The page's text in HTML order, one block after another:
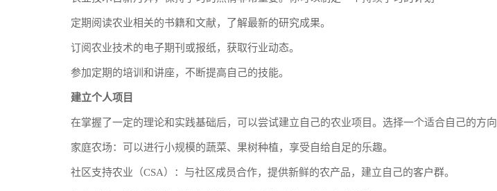
定期阅读农业相关的书籍和文献，了解最新的研究成果。
订阅农业技术的电子期刊或报纸，获取行业动态。
参加定期的培训和讲座，不断提高自己的技能。
建立个人项目
在掌握了一定的理论和实践基础后，可以尝试建立自己的农业项目。选择一个适合自己的方向
家庭农场：可以进行小规模的蔬菜、果树种植，享受自给自足的乐趣。
社区支持农业（CSA）：与社区成员合作，提供新鲜的农产品，建立自己的客户群。